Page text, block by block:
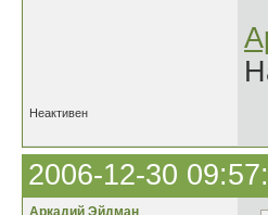
Неактивен
2006-12-30
Аркадий Эйдман